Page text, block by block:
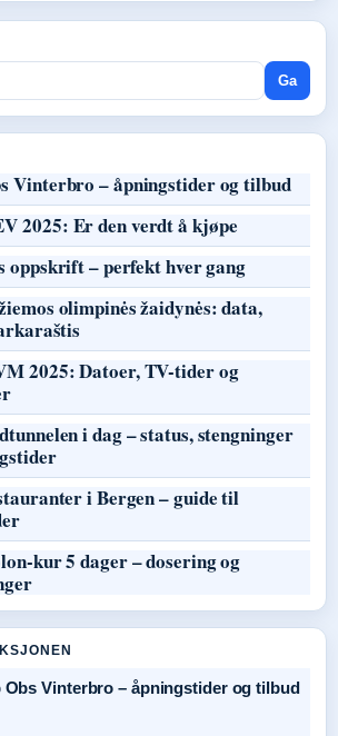
Ga
Vinterbro – åpningstider og tilbud
2025: Er den verdt å kjøpe
oppskrift – perfekt hver gang
olimpinės žaidynės: data,
2025: Datoer, TV-tider og
i dag – status, stengninger
i Bergen – guide til
kur 5 dager – dosering og
Obs Vinterbro – åpningstider og tilbud